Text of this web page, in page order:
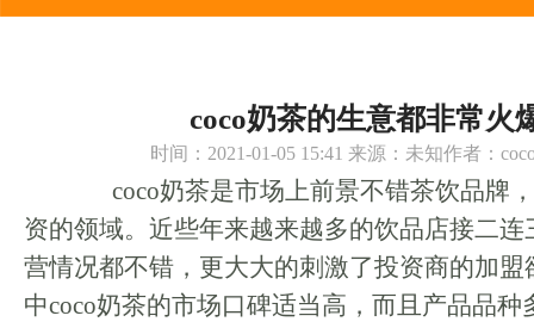
coco奶茶的生意都非常火
时间：2021-01-05 15:41 来源：未知作者：
coco奶茶是市场上前景不错茶饮品牌
资的领域。近些年来越来越多的饮品店接二
营情况都不错，更大大的刺激了投资商的加盟
中coco奶茶的市场口碑适当高，而且产品品种